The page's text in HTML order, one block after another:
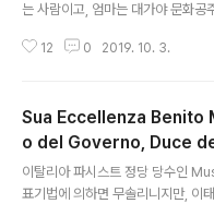
는 사람이고, 엄마는 대가야 문화
다. 비조부 아들이라 하지만, 서자인
한 때문인지, 문노 본인도 출세에는
지 칼잡이로 일생을 소일하니, 칼잡
들이 수하로 몰려들었으니, 개중에
구도 있었다. 거개 동서고금을 막론
무인들이 그렇듯이, 문노 역시 의협
12 0 2019. 10. 3.
Sua Eccellenza Benito
o del Governo, Duce
Fondatore dell'Impero
이탈리아 파시스트 정당 당수인
표기법에 의하면 무솔리니지만, 이